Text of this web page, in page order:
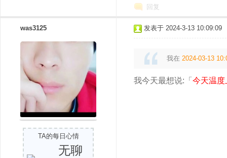
回复
was3125
TA的每日心情
无聊
发表于 2024-3-13 10:09:09
我在 2024-03-13
我今天最想说:「 今天温度